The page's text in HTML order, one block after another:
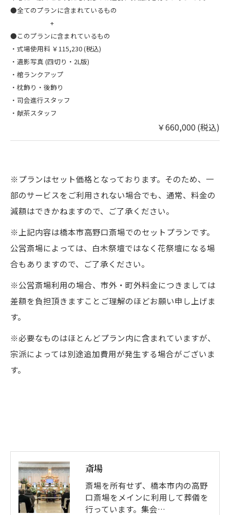
​●全てのプランに含まれているもの
+
●このプランに含まれているもの
・式場使用料 ￥115,230 (税込)
・遺影写真 (四切り・2L版)
・棺ランクアップ
・枕飾り・後飾り​
​・司会進行スタッフ
・献茶スタッフ
￥660,000 (税込)
※プランはセット価格となっております。そのため、一
部のサービスをご利用されない場合でも、通常、料金の
減額はできかねますので、ご了承ください。
※上記内容は橋本市高野口斎場でのセットプランです。
公営斎場によっては、白木祭壇ではなく花祭壇になる場
合もありますので、ご了承ください。
※公営斎場利用の場合、市外・町外料金につきましては
差額を負担頂きますことご理解のほどお願い申し上げま
す。
※必要なものはほとんどプラン内に含まれていますが、
宗派によっては別途追加費用が発生する場合がございま
す。
斎場
斎場を所有せず、橋本市内の高野
口斎場をメインに利用して葬儀を
行っています。集会…